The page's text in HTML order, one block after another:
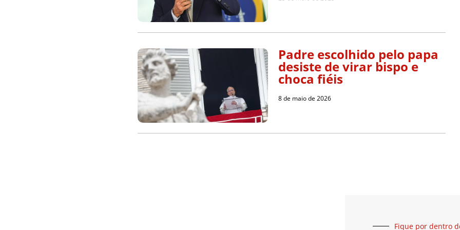
Padre escolhido pelo papa
desiste de virar bispo e
choca fiéis
8 de maio de 2026
Fique por dentro